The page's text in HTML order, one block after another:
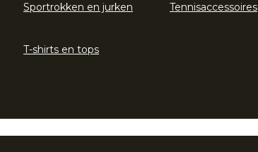
Sportrokken en jurken Tennisaccessoires
T-shirts en tops